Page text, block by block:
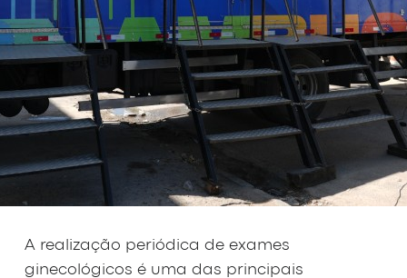
A realização periódica de exames
ginecológicos é uma das principais